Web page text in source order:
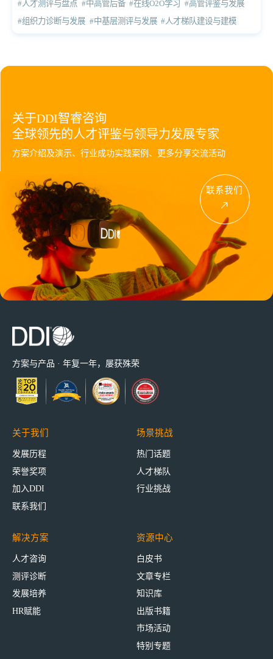
#人才测评与盘点 #中高管后备 #在线O2O学习 #高管评鉴与发展
#组织力诊断与发展 #中基层测评与发展 #人才梯队建设与建模
关于DDI智睿咨询
全球领先的人才评鉴与领导力发展专家
方案介绍及演示、行业成功实践案例、更多分享交流活动
联系我们
方案与产品 · 年复一年，屡获殊荣
关于我们
发展历程
荣誉奖项
加入DDI
联系我们
场景挑战
热门话题
人才梯队
行业挑战
解决方案
人才咨询
测评诊断
发展培养
HR赋能
资源中心
白皮书
文章专栏
知识库
出版书籍
市场活动
特别专题